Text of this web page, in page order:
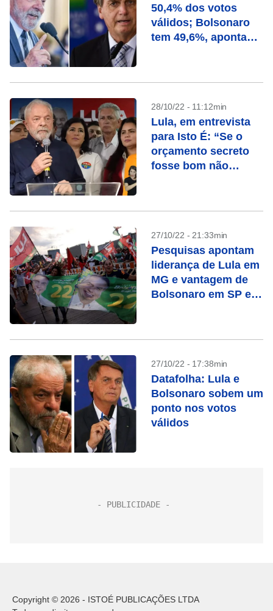
50,4% dos votos
válidos; Bolsonaro
tem 49,6%, aponta
28/10/22 - 11:12min
Lula, em entrevista
para Isto É: “Se o
orçamento secreto
fosse bom não
27/10/22 - 21:33min
Pesquisas apontam
liderança de Lula em
MG e vantagem de
Bolsonaro em SP e
27/10/22 - 17:38min
Datafolha: Lula e
Bolsonaro sobem um
ponto nos votos
válidos
Copyright © 2026 - ISTOÉ PUBLICAÇÕES LTDA